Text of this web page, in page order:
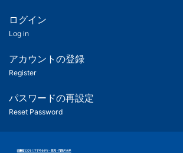
ツ
匿
名
ユ
ー
ー
ログイン
Log in
アカウントの登録
Register
パスワードの再設定
Reset Password